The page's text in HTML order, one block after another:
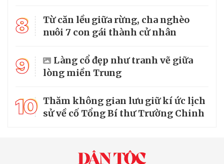
8
Từ căn lều giữa rừng, cha nghèo
nuôi 7 con gái thành cử nhân
9
Làng cổ đẹp như tranh vẽ giữa
lòng miền Trung
10 Thăm không gian lưu giữ kí ức lịch
sử về cố Tổng Bí thư Trường Chinh